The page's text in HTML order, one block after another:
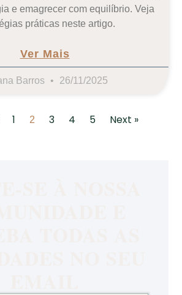
e emagrecer com equilíbrio. Veja
práticas neste artigo.
Ver Mais
Barros 26/11/2025
1 2 3 4 5 Next »